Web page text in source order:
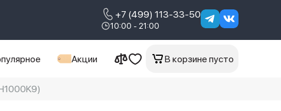
+7 (499) 113-33-50
10:00 - 21:00
Акции В корзине пусто